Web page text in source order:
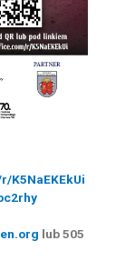
K5NaEKEkUi
lub 505